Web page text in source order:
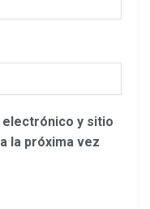
electrónico y sitio
la próxima vez